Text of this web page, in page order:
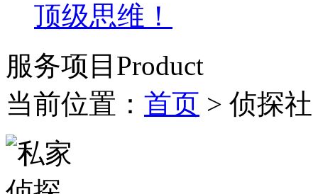
顶级思维！
服务项目 Product
当前位置： 首页 > 侦探社